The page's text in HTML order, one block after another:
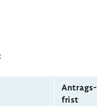
Antrags­
frist